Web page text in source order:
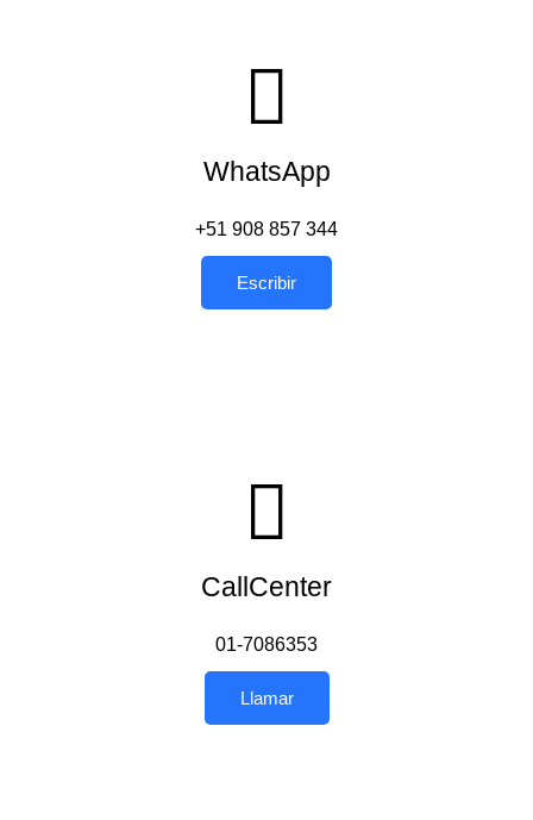
WhatsApp
+51 908 857 344
Escribir
CallCenter
01-7086353
Llamar